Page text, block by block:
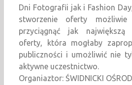
Dni Fotografii jak i Fashion
stworzenie oferty
przyciągnąć jak największą
oferty, która mogłaby
publiczności i umożliwić nie
aktywne uczestnictwo.
Organiaztor: ŚWIDNICKI